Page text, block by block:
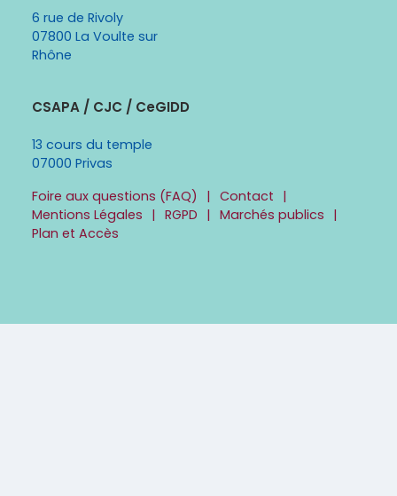
6 rue de Rivoly
07800 La Voulte sur
Rhône
CSAPA / CJC / CeGIDD
13 cours du temple
07000 Privas
Foire aux questions (FAQ)
Contact
Mentions Légales
RGPD
Marchés publics
Plan et Accès